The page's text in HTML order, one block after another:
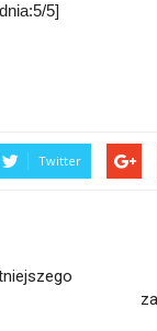
5]
Twitter